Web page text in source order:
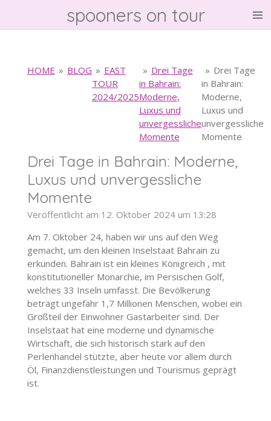
spooners on tour
HOME » BLOG » EAST
TOUR
2024/2025
» Drei Tage
in Bahrain:
Moderne,
Luxus und
unvergessliche
Momente
» Drei Tage
in Bahrain:
Moderne,
Luxus und
unvergessliche
Momente
Drei Tage in Bahrain: Moderne,
Luxus und unvergessliche
Momente
Veröffentlicht am 12. Oktober 2024 um 13:28
Am 7. Oktober 24, haben wir uns auf den Weg
gemacht, um den kleinen Inselstaat Bahrain zu
erkunden. Bahrain ist ein kleines Königreich , mit
konstitutioneller Monarchie, im Persischen Golf,
welches 33 Inseln umfasst. Die Bevölkerung
beträgt ungefähr 1,7 Millionen Menschen, wobei ein
Großteil der Einwohner Gastarbeiter sind. Der
Inselstaat hat eine moderne und dynamische
Wirtschaft, die sich historisch stark auf den
Perlenhandel stützte, aber heute vor allem durch
Öl, Finanzdienstleistungen und Tourismus geprägt
ist.